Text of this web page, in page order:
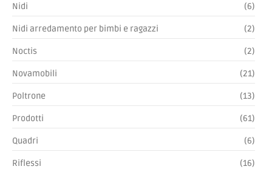
Nidi (6)
Nidi arredamento per bimbi e ragazzi (2)
Noctis (2)
Novamobili (21)
Poltrone (13)
Prodotti (61)
Quadri (6)
Riflessi (16)